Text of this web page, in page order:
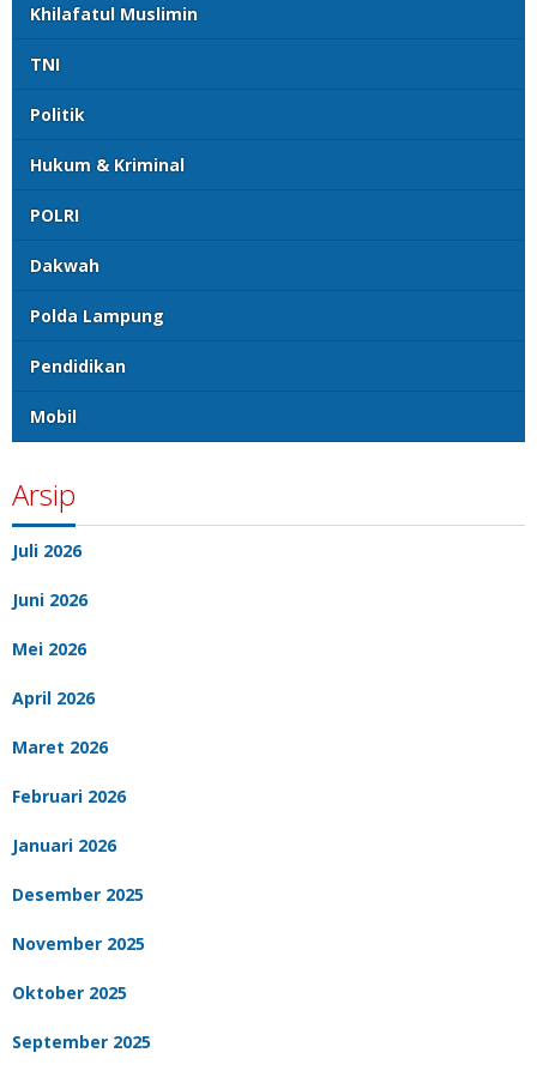
Khilafatul Muslimin
TNI
Politik
Hukum & Kriminal
POLRI
Dakwah
Polda Lampung
Pendidikan
Mobil
Arsip
Juli 2026
Juni 2026
Mei 2026
April 2026
Maret 2026
Februari 2026
Januari 2026
Desember 2025
November 2025
Oktober 2025
September 2025